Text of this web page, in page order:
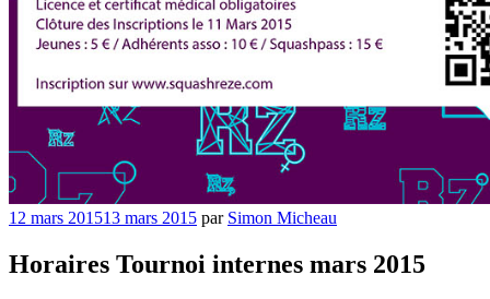
Publié
12 mars 201513 mars 2015 par Simon Micheau
Horaires Tournoi internes mars 2015